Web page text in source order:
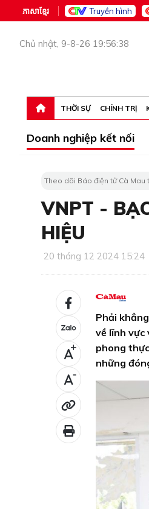
ភាសាខ្មែរ Truyền hình
Chủ nhật, 9-8-26 19:56:38
THỜI SỰ CHÍNH TRỊ
Doanh nghiệp kết nối
Theo dõi Báo điện tử Cà Mau
VNPT -
HIỆU
20 tháng 12 2024 15:24
+
-
Phải
về lĩnh
phong
những